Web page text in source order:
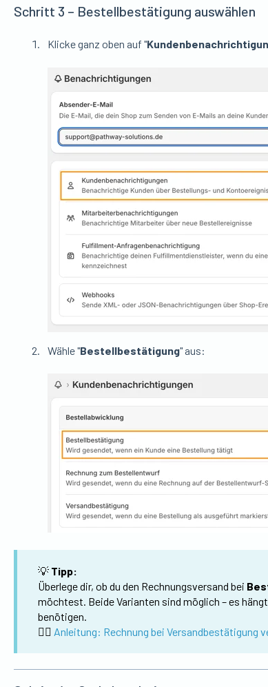
Schritt 3 – Bestellbestätigung auswählen
Klicke ganz oben auf "
Wähle "Bestellbestätigung" aus:
💡 Tipp:
Überlege dir, ob du den Rechnungsversand bei
möchtest. Beide Varianten sind möglich – es
benötigen.
👉🏼 Anleitung: Rechnung bei Versandbestätigung